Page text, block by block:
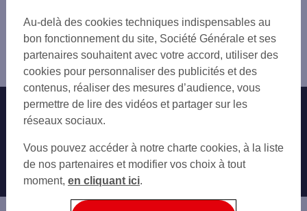
TOULOUSE ST AGNE
CASTANET TOLOSAN 37 RUE JEAN INGRES
CASTANET
TOULOUSE RANGUEIL
TOULOUSE 44 AV DE L URSS
LABARTHE SUR LEZE 7 PL VINCENT AURI
TOULOUSE ST-CYPRIEN
TOULOUSE 35 AV DE LOMBEZ
TOULOUSE BILLIERES
TOURNEFEUILLE
TOURNEFEUILLE 1 AV DE LA RESISTANCE
TOURNEFEUILLE
PLAISANCE-DU-TOUCH
SAINT-ORENS-DE-GAMEVILLE
COLOMIERS
BALMA
BLAGNAC
FONSORBES
L'UNION
SAINT-JEAN
Haute-Garonne
Portet sur Garonne
Distributeur/automate PORTET SUR GARONNE 11 PL DE
LA REPU
Nos engagements Nous contacter
Autres sites SG
Professionnels
Entreprises
Au-delà des cookies techniques indispensables au
bon fonctionnement du site, Société Générale et ses
partenaires souhaitent avec votre accord, utiliser des
cookies pour personnaliser des publicités et des
contenus, réaliser des mesures d’audience, vous
permettre de lire des vidéos et partager sur les
réseaux sociaux.
Vous pouvez accéder à notre charte cookies, à la liste
de nos partenaires et modifier vos choix à tout
moment, en cliquant ici.